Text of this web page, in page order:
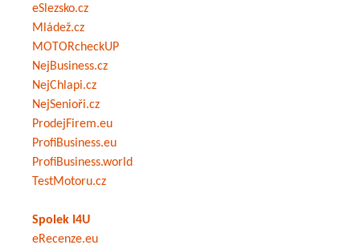
eSlezsko.cz
Mládež.cz
MOTORcheckUP
NejBusiness.cz
NejChlapi.cz
NejSenioři.cz
ProdejFirem.eu
ProfiBusiness.eu
ProfiBusiness.world
TestMotoru.cz
Spolek I4U
eRecenze.eu